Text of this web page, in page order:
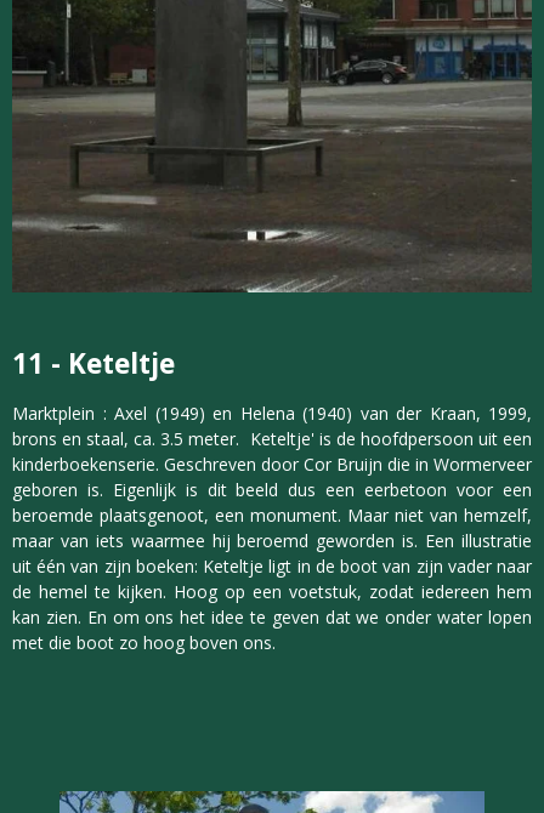
11 - Keteltje
Marktplein : Axel (1949) en Helena (1940) van der Kraan, 1999,
brons en staal, ca. 3.5 meter. Keteltje' is de hoofdpersoon uit een
kinderboekenserie. Geschreven door Cor Bruijn die in Wormerveer
geboren is. Eigenlijk is dit beeld dus een eerbetoon voor een
beroemde plaatsgenoot, een monument. Maar niet van hemzelf,
maar van iets waarmee hij beroemd geworden is. Een illustratie
uit één van zijn boeken: Keteltje ligt in de boot van zijn vader naar
de hemel te kijken. Hoog op een voetstuk, zodat iedereen hem
kan zien. En om ons het idee te geven dat we onder water lopen
met die boot zo hoog boven ons.